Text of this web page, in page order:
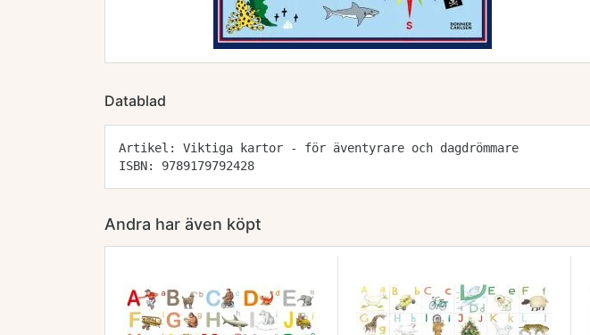
Datablad
Artikel: Viktiga kartor - för äventyrare och dagdrömmare
ISBN: 9789179792428
Andra har även köpt